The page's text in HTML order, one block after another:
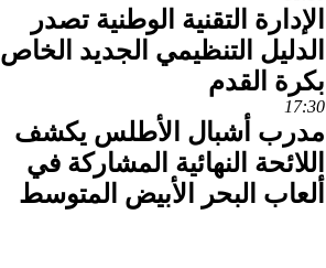
الإدارة التقنية الوطنية تصدر
الدليل التنظيمي الجديد الخاص
بكرة القدم
17:30
مدرب أشبال الأطلس يكشف
اللائحة النهائية المشاركة في
ألعاب البحر الأبيض المتوسط